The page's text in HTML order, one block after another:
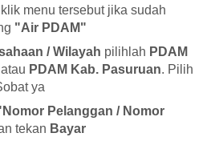
menu tersebut jika sudah
"Air PDAM"
/ Wilayah pilihlah PDAM
atau PDAM Kab. Pasuruan. Pilih
ya
Pelanggan / Nomor
tekan Bayar